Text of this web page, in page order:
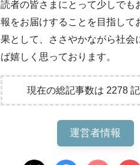
読者の皆さまにとって少しでも
報をお届けすることを目指して
果として、ささやかながら社会
ば嬉しく思っております。
現在の総記事数は 2278
運営者情報